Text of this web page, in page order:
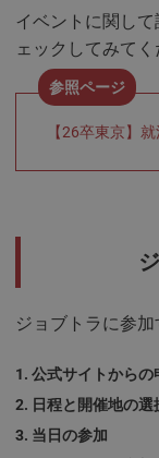
イベントに関し
ェックしてみてく
【26卒東京】
ジョブトラに参
公式サイトからの
日程と開催地の選
当日の参加